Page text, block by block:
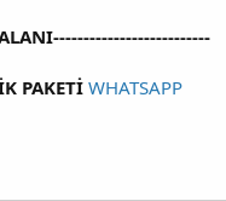
PAKETİ WHATSAPP